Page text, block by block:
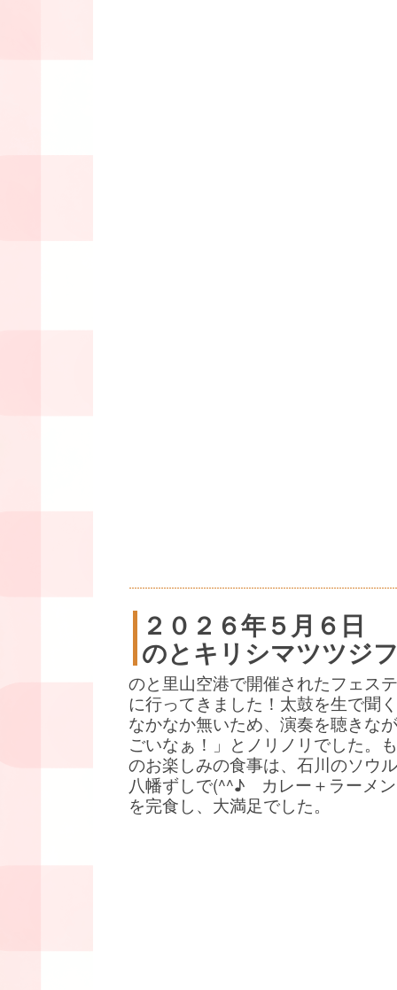
２０２６年５月６日
のとキリシマツツジ
のと里山空港で開催されたフェス
に行ってきました！太鼓を生で聞
なかなか無いため、演奏を聴きな
ごいなぁ！」とノリノリでした。
のお楽しみの食事は、石川のソウ
八幡ずしで(^^♪ カレー＋ラーメ
を完食し、大満足でした。